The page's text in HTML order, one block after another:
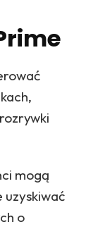
mogą
uzyskiwać
o